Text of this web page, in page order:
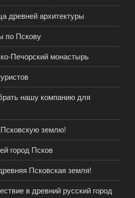
древней архитектуры
по Пскову
Печорский монастырь
нашу компанию для
землю!
город Псков
Псковская земля!
в древний русский город